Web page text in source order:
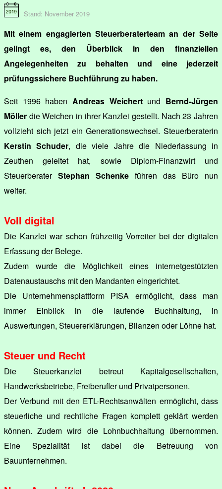
Stand: November 2019
Mit einem engagierten Steuerberaterteam an der Seite
gelingt es, den Überblick in den finanziellen
Angelegenheiten zu behalten und eine jederzeit
prüfungssichere Buchführung zu haben.
Seit 1996 haben Andreas Weichertund Bernd-Jürgen
Möller die Weichen in ihrer Kanzlei gestellt. Nach 23 Jahren
vollzieht sich jetzt ein Generationswechsel. Steuerberaterin
Kerstin Schuder, die viele Jahre die Niederlassung in
Zeuthen geleitet hat, sowie Diplom-Finanzwirt und
Steuerberater Stephan Schenke führen das Büro nun
weiter.
Voll digital
Die Kanzlei war schon frühzeitig Vorreiter bei der digitalen
Erfassung der Belege.
Zudem wurde die Möglichkeit eines internetgestützten
Datenaustauschs mit den Mandanten eingerichtet.
Die Unternehmensplattform PISA ermöglicht, dass man
immer Einblick in die laufende Buchhaltung, in
Auswertungen, Steuererklärungen, Bilanzen oder Löhne hat.
Steuer und Recht
Die Steuerkanzlei betreut Kapitalgesellschaften,
Handwerksbetriebe, Freiberufler und Privatpersonen.
Der Verbund mit den ETL-Rechtsanwälten ermöglicht, dass
steuerliche und rechtliche Fragen komplett geklärt werden
können. Zudem wird die Lohnbuchhaltung übernommen.
Eine Spezialität ist dabei die Betreuung von
Bauunternehmen.